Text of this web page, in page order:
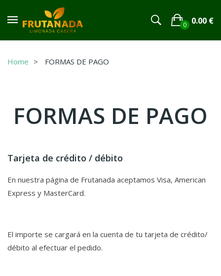
0 0.00 €
Home
FORMAS DE PAGO
FORMAS DE PAGO
Tarjeta de crédito / débito
En nuestra página de Frutanada aceptamos Visa, American
Express y MasterCard.
El importe se cargará en la cuenta de tu tarjeta de crédito/
débito al efectuar el pedido.